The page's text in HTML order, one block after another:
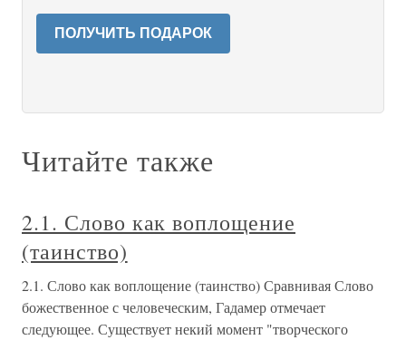
ПОЛУЧИТЬ ПОДАРОК
Читайте также
2.1. Слово как воплощение
(таинство)
2.1. Слово как воплощение (таинство) Сравнивая Слово
божественное с человеческим, Гадамер отмечает
следующее. Существует некий момент "творческого